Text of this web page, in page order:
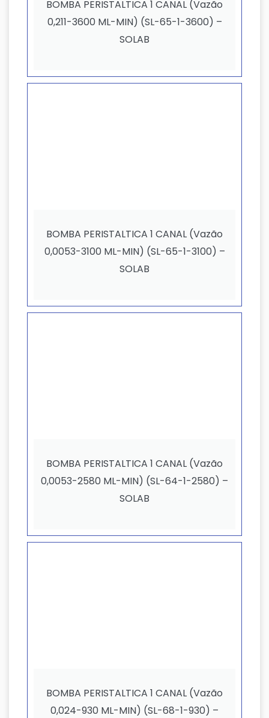
BOMBA PERISTALTICA 1 CANAL (Vazão
0,211-3600 ML-MIN) (SL-65-1-3600) –
SOLAB
BOMBA PERISTALTICA 1 CANAL (Vazão
0,0053-3100 ML-MIN) (SL-65-1-3100) –
SOLAB
BOMBA PERISTALTICA 1 CANAL (Vazão
0,0053-2580 ML-MIN) (SL-64-1-2580) –
SOLAB
BOMBA PERISTALTICA 1 CANAL (Vazão
0,024-930 ML-MIN) (SL-68-1-930) –